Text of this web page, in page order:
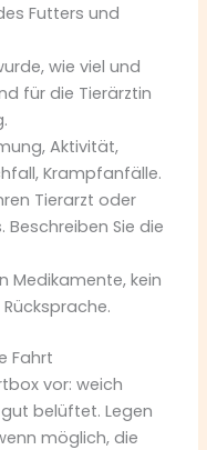
Futters und
wie viel und
für die Tierärztin
Aktivität,
Krampfanfälle.
Tierarzt oder
Sie die
Medikamente, kein
Fahrt
vor: weich
belüftet. Legen
möglich, die